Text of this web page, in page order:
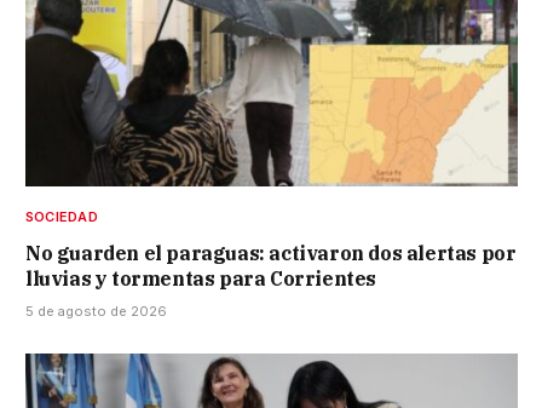
SOCIEDAD
No guarden el paraguas: activaron dos alertas por
lluvias y tormentas para Corrientes
5 de agosto de 2026